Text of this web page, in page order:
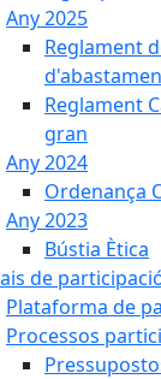
Any 2025
Reglament
Reglament
gran
Any 2024
Ordenança
Any 2023
Bústia Ètica
de
Plataforma de
Processos